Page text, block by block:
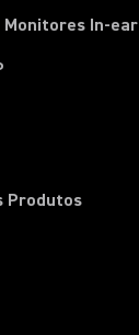
Monitores In-ear
Produtos